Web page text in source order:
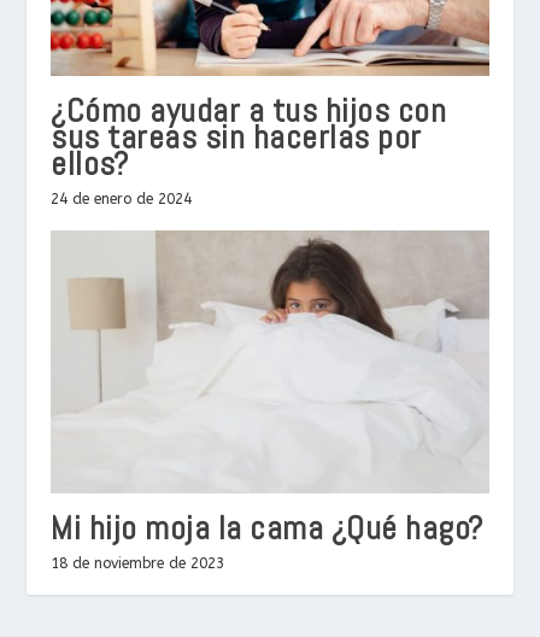
¿Cómo ayudar a tus hijos con
sus tareas sin hacerlas por
ellos?
24 de enero de 2024
Mi hijo moja la cama ¿Qué hago?
18 de noviembre de 2023